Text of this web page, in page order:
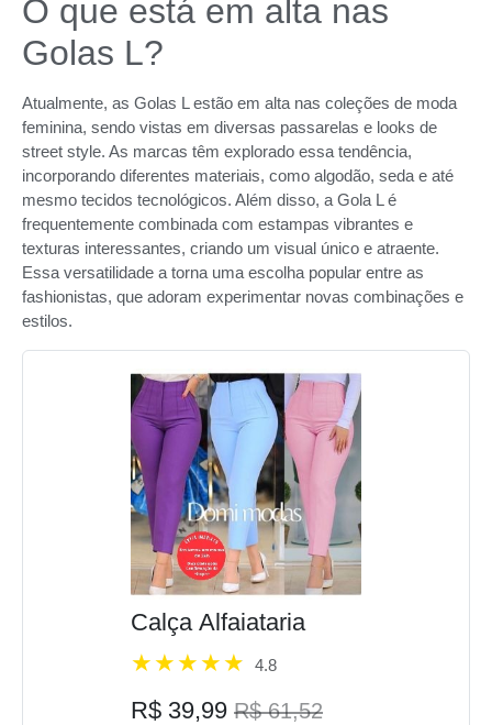
O que está em alta nas
Golas L?
Atualmente, as Golas L estão em alta nas coleções de moda
feminina, sendo vistas em diversas passarelas e looks de
street style. As marcas têm explorado essa tendência,
incorporando diferentes materiais, como algodão, seda e até
mesmo tecidos tecnológicos. Além disso, a Gola L é
frequentemente combinada com estampas vibrantes e
texturas interessantes, criando um visual único e atraente.
Essa versatilidade a torna uma escolha popular entre as
fashionistas, que adoram experimentar novas combinações e
estilos.
Calça Alfaiataria
4.8
R$ 39,99 R$ 61,52